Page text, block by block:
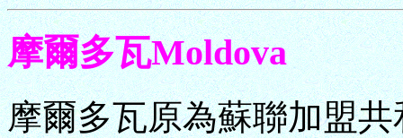
摩爾多瓦Moldova
摩爾多瓦原為蘇聯加盟